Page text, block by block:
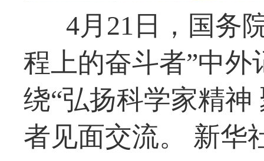
4月21日，国务
程上的奋斗者”中
绕“弘扬科学家精神
者见面交流。 新华